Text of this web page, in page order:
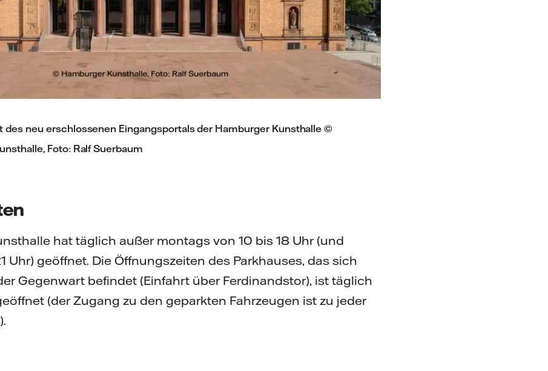
des neu erschlossenen Eingangsportals der Hamburger Kunsthalle ©
Foto: Ralf Suerbaum
hat täglich außer montags von 10 bis 18 Uhr (und
Uhr) geöffnet. Die Öffnungszeiten des Parkhauses, das sich
Gegenwart befindet (Einfahrt über Ferdinandstor), ist täglich
(der Zugang zu den geparkten Fahrzeugen ist zu jeder